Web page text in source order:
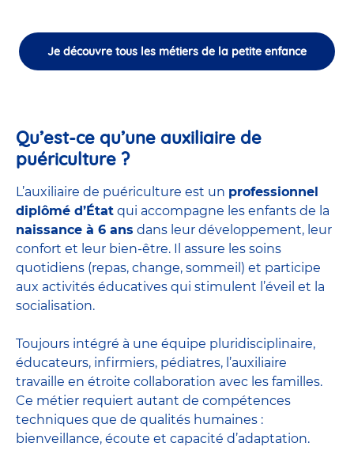
Je découvre tous les métiers de la petite enfance
Qu’est-ce qu’une auxiliaire de
puériculture ?
L’auxiliaire de puériculture est un professionnel
diplômé d’État qui accompagne les enfants de la
naissance à 6 ans dans leur développement, leur
confort et leur bien-être. Il assure les soins
quotidiens (repas, change, sommeil) et participe
aux activités éducatives qui stimulent l’éveil et la
socialisation.
Toujours intégré à une équipe pluridisciplinaire,
éducateurs, infirmiers, pédiatres, l’auxiliaire
travaille en étroite collaboration avec les familles.
Ce métier requiert autant de compétences
techniques que de qualités humaines :
bienveillance, écoute et capacité d’adaptation.